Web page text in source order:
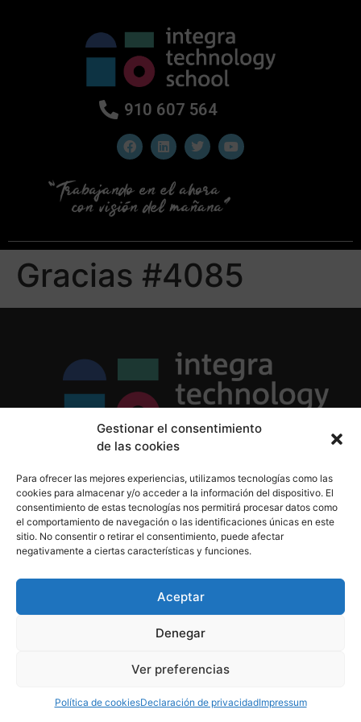
Gestionar el consentimiento
de las cookies
Para ofrecer las mejores experiencias, utilizamos tecnologías como las
cookies para almacenar y/o acceder a la información del dispositivo. El
consentimiento de estas tecnologías nos permitirá procesar datos como
el comportamiento de navegación o las identificaciones únicas en este
sitio. No consentir o retirar el consentimiento, puede afectar
negativamente a ciertas características y funciones.
Aceptar
Denegar
Ver preferencias
Política de cookiesDeclaración de privacidadImpressum
910 607 564
Gracias #4085
Política de Cookies
Aviso Legal
910 607 564
derechos reservados